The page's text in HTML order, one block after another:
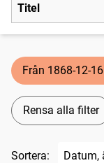
Titel
Från 1868-12-16
Rensa alla filter
Sortera: